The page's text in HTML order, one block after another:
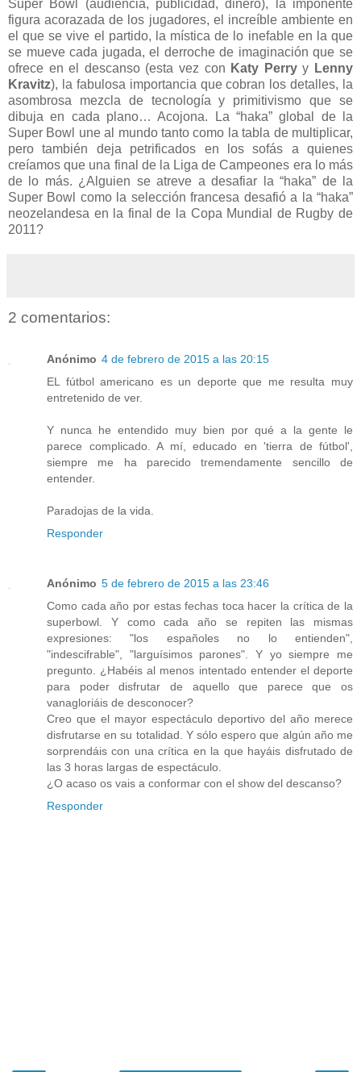
Super Bowl (audiencia, publicidad, dinero), la imponente
figura acorazada de los jugadores, el increíble ambiente en
el que se vive el partido, la mística de lo inefable en la que
se mueve cada jugada, el derroche de imaginación que se
ofrece en el descanso (esta vez con Katy Perryy Lenny
Kravitz), la fabulosa importancia que cobran los detalles, la
asombrosa mezcla de tecnología y primitivismo que se
dibuja en cada plano… Acojona. La “haka” global de la
Super Bowl une al mundo tanto como la tabla de multiplicar,
pero también deja petrificados en los sofás a quienes
creíamos que una final de la Liga de Campeones era lo más
de lo más. ¿Alguien se atreve a desafiar la “haka” de la
Super Bowl como la selección francesa desafió a la “haka”
neozelandesa en la final de la Copa Mundial de Rugby de
2011?
2 comentarios:
Anónimo 4 de febrero de 2015 a las 20:15
EL fútbol americano es un deporte que me resulta muy
entretenido de ver.
Y nunca he entendido muy bien por qué a la gente le
parece complicado. A mí, educado en 'tierra de fútbol',
siempre me ha parecido tremendamente sencillo de
entender.
Paradojas de la vida.
Responder
Anónimo 5 de febrero de 2015 a las 23:46
Como cada año por estas fechas toca hacer la crítica de la
superbowl. Y como cada año se repiten las mismas
expresiones: "los españoles no lo entienden",
"indescifrable", "larguísimos parones". Y yo siempre me
pregunto. ¿Habéis al menos intentado entender el deporte
para poder disfrutar de aquello que parece que os
vanagloriáis de desconocer?
Creo que el mayor espectáculo deportivo del año merece
disfrutarse en su totalidad. Y sólo espero que algún año me
sorprendáis con una crítica en la que hayáis disfrutado de
las 3 horas largas de espectáculo.
¿O acaso os vais a conformar con el show del descanso?
Responder